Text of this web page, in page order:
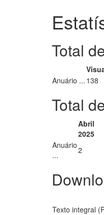
Total
Anuário ... 138
Total
Abril
2025
Anuário
...
2
Texto integral